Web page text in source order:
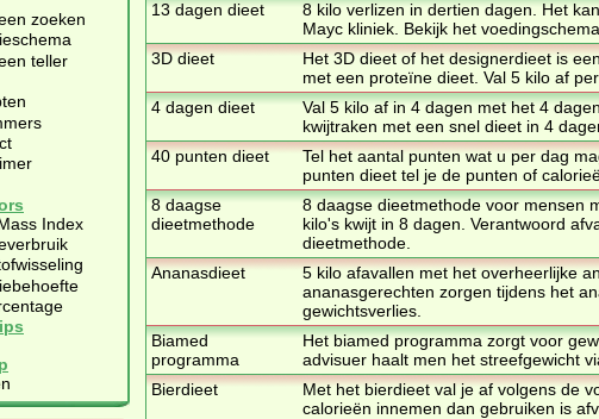
zoeken
teller
Index
13 dagen dieet
8 kilo verlizen in dertien dagen. Het
Mayc kliniek. Bekijk het
3D dieet
Het 3D dieet of het designerdieet is
met een proteïne dieet. Val 5 kilo af
4 dagen dieet
Val 5 kilo af in 4 dagen met het 4
kwijtraken met een snel dieet in 4
40 punten dieet
Tel het aantal punten wat u per dag
punten dieet tel je de punten of
8 daagse
dieetmethode
8 daagse dieetmethode voor mensen
kilo's kwijt in 8 dagen. Verantwoord
dieetmethode.
Ananasdieet
5 kilo afavallen met het overheerlijke
ananasgerechten zorgen tijdens het
gewichtsverlies.
Biamed
programma
Het biamed programma zorgt voor
advisuer haalt men het streefgewicht
Bierdieet
Met het bierdieet val je af volgens de
calorieën innemen dan gebruiken is